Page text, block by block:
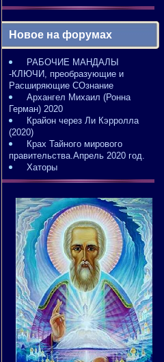
Новое на форумах
РАБОЧИЕ МАНДАЛЫ
-КЛЮЧИ, преобразующие и
Расширяющие СОзнание
Архангел Михаил (Ронна
Герман) 2020
Крайон через Ли Кэрролла
(2020)
Крах Тайного мирового
правительства.Апрель 2020 год.
Хаторы